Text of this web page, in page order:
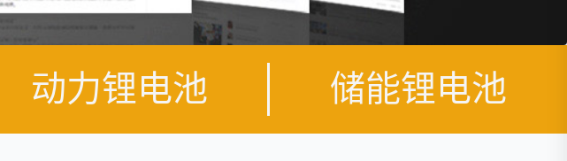
动力锂电池 储能锂电池